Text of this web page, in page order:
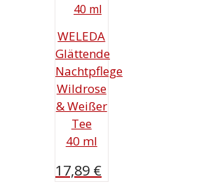
WELEDA
Glättende
Nachtpflege
Wildrose
& Weißer
Tee
40 ml
17,89 €